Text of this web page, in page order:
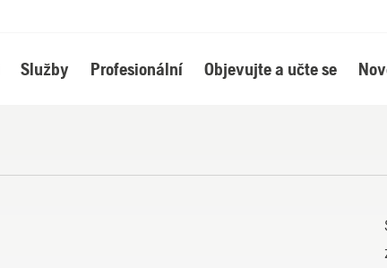
Služby Profesionální Objevujte a učte se